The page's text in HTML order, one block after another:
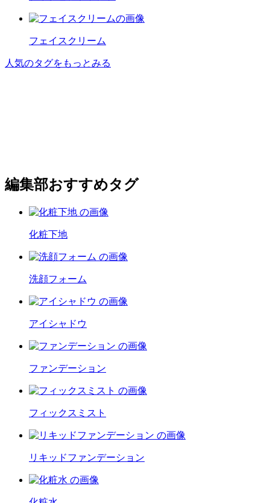
フェイスクリーム
人気のタグをもっとみる
編集部おすすめタグ
化粧下地
洗顔フォーム
アイシャドウ
ファンデーション
フィックスミスト
リキッドファンデーション